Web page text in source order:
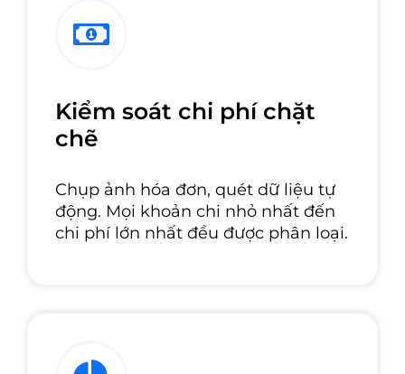
Kiểm soát chi phí chặt
chẽ
Chụp ảnh hóa đơn, quét dữ liệu tự
động. Mọi khoản chi nhỏ nhất đến
chi phí lớn nhất đều được phân loại.